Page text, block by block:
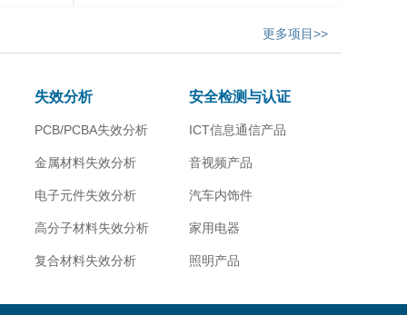
更多项目>>
失效分析
PCB/PCBA失效分析
金属材料失效分析
电子元件失效分析
高分子材料失效分析
复合材料失效分析
安全检测与认证
ICT信息通信产品
音视频产品
汽车内饰件
家用电器
照明产品